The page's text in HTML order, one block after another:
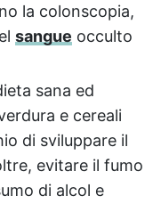
la colonscopia,
sangue occulto
sana ed
e cereali
di sviluppare il
evitare il fumo
di alcol e